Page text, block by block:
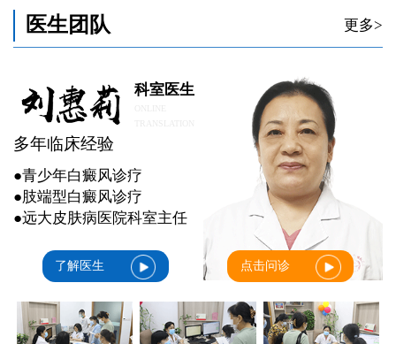
医生团队 更多>
科室医生
多年临床经验
●青少年白癜风诊疗
●肢端型白癜风诊疗
●远大皮肤病医院科室主任
了解医生 点击问诊